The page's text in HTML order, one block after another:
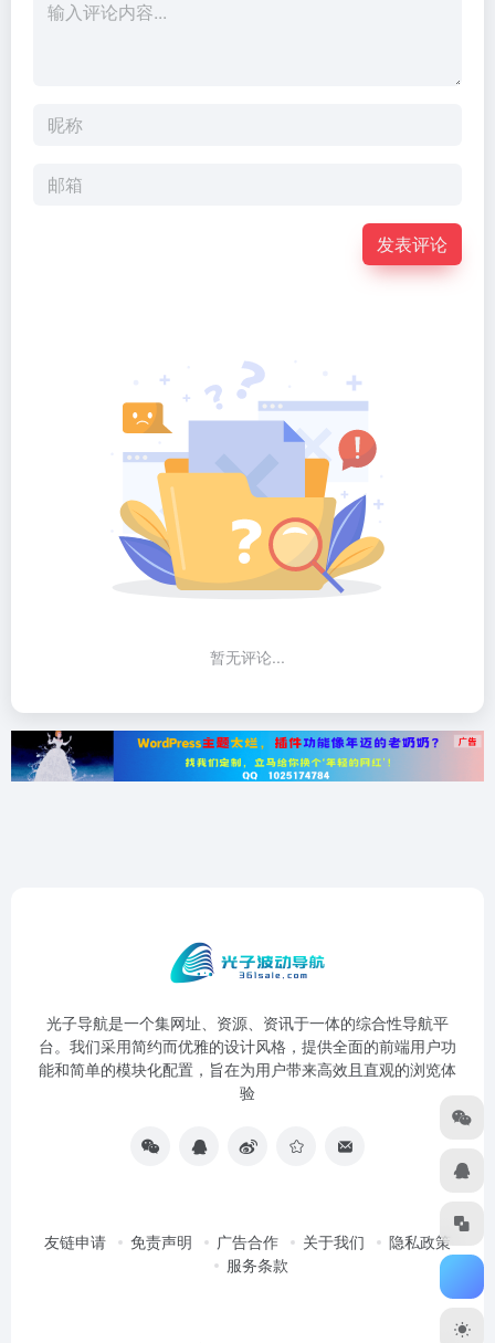
发表评论
暂无评论...
光子导航是一个集网址、资源、资讯于一体的综合性导航平
台。我们采用简约而优雅的设计风格，提供全面的前端用户功
能和简单的模块化配置，旨在为用户带来高效且直观的浏览体
验
友链申请 免责声明 广告合作 关于我们
隐私政策
服务条款